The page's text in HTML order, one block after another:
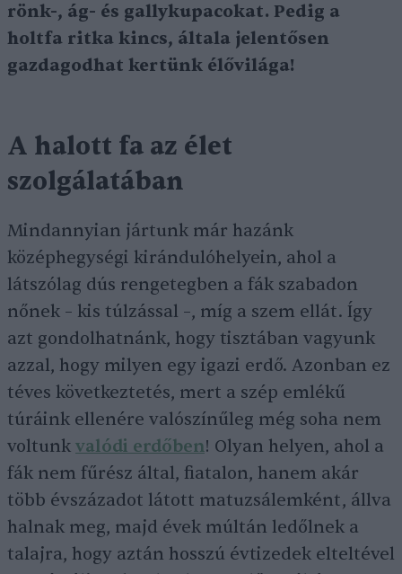
rönk-, ág- és gallykupacokat. Pedig a
holtfa ritka kincs, általa jelentősen
gazdagodhat kertünk élővilága!
A halott fa az élet
szolgálatában
Mindannyian jártunk már hazánk
középhegységi kirándulóhelyein, ahol a
látszólag dús rengetegben a fák szabadon
nőnek – kis túlzással –, míg a szem ellát. Így
azt gondolhatnánk, hogy tisztában vagyunk
azzal, hogy milyen egy igazi erdő. Azonban ez
téves következtetés, mert a szép emlékű
túráink ellenére valószínűleg még soha nem
voltunk valódi erdőben! Olyan helyen, ahol a
fák nem fűrész által, fiatalon, hanem akár
több évszázadot látott matuzsálemként, állva
halnak meg, majd évek múltán ledőlnek a
talajra, hogy aztán hosszú évtizedek elteltével